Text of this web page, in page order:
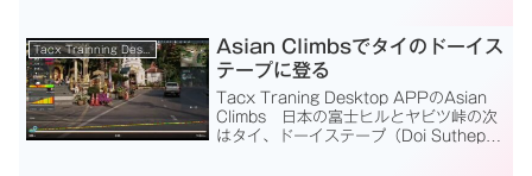
亀岡市の「かめ...
Tacx Trainning Desktop App
Asian Climbsでタイのドーイス
テープに登る
Tacx Traning Desktop APPのAsian
Climbs 日本の富士ヒルとヤビツ峠の次
はタイ、ドーイステープ（Doi Suthep）